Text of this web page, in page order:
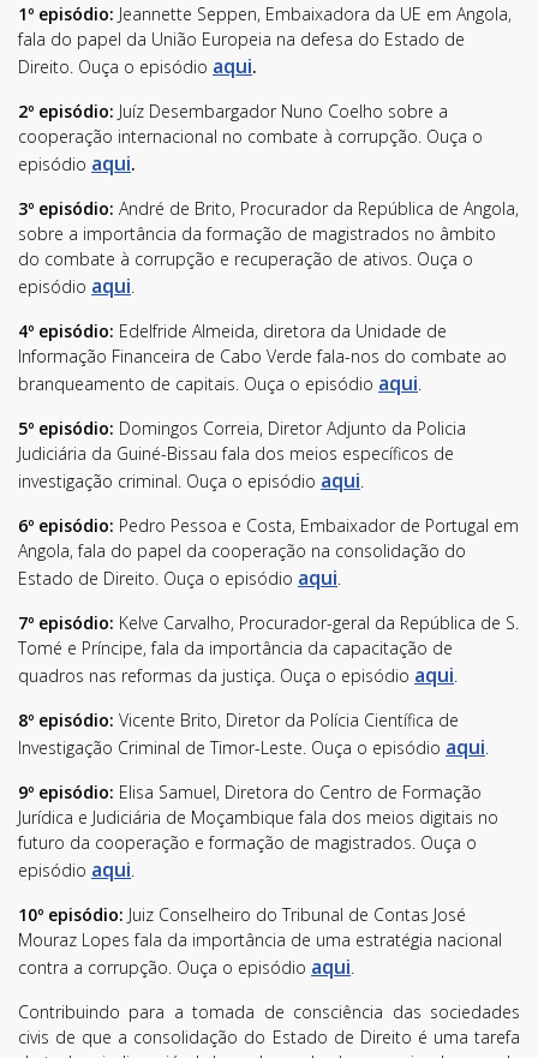
1º episódio: Jeannette Seppen, Embaixadora da UE em Angola,
fala do papel da União Europeia na defesa do Estado de
Direito. Ouça o episódio aqui.
2º episódio: Juíz Desembargador Nuno Coelho sobre a
cooperação internacional no combate à corrupção. Ouça o
episódio aqui.
3º episódio: André de Brito, Procurador da República de Angola,
sobre a importância da formação de magistrados no âmbito
do combate à corrupção e recuperação de ativos. Ouça o
episódio aqui
4º episódio: Edelfride Almeida, diretora da Unidade de
Informação Financeira de Cabo Verde fala-nos do combate ao
branqueamento de capitais. Ouça o episódio aqui
5º episódio: Domingos Correia, Diretor Adjunto da Policia
Judiciária da Guiné-Bissau fala dos meios específicos de
investigação criminal. Ouça o episódio aqui
6º episódio: Pedro Pessoa e Costa, Embaixador de Portugal em
Angola, fala do papel da cooperação na consolidação do
Estado de Direito. Ouça o episódio aqui
7º episódio: Kelve Carvalho, Procurador-geral da República de S.
Tomé e Príncipe, fala da importância da capacitação de
quadros nas reformas da justiça. Ouça o episódio aqui
8º episódio: Vicente Brito, Diretor da Polícia Científica de
Investigação Criminal de Timor-Leste. Ouça o episódio aqui
9º episódio: Elisa Samuel, Diretora do Centro de Formação
Jurídica e Judiciária de Moçambique fala dos meios digitais no
futuro da cooperação e formação de magistrados. Ouça o
episódio aqui
10º episódio: Juiz Conselheiro do Tribunal de Contas José
Mouraz Lopes fala da importância de uma estratégia nacional
contra a corrupção. Ouça o episódio aqui
Contribuindo para a tomada de consciência das sociedades
civis de que a consolidação do Estado de Direito é uma tarefa
Subscreva a nossa
Newsletter!
Fique sempre a par de todas as novidades!